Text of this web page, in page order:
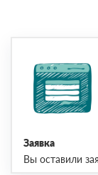
Заявка
Вы оставили